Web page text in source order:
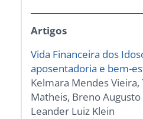
Artigos
Vida Financeira dos
aposentadoria e bem-
Kelmara Mendes Vieira,
Matheis, Breno
Leander Luiz Klein